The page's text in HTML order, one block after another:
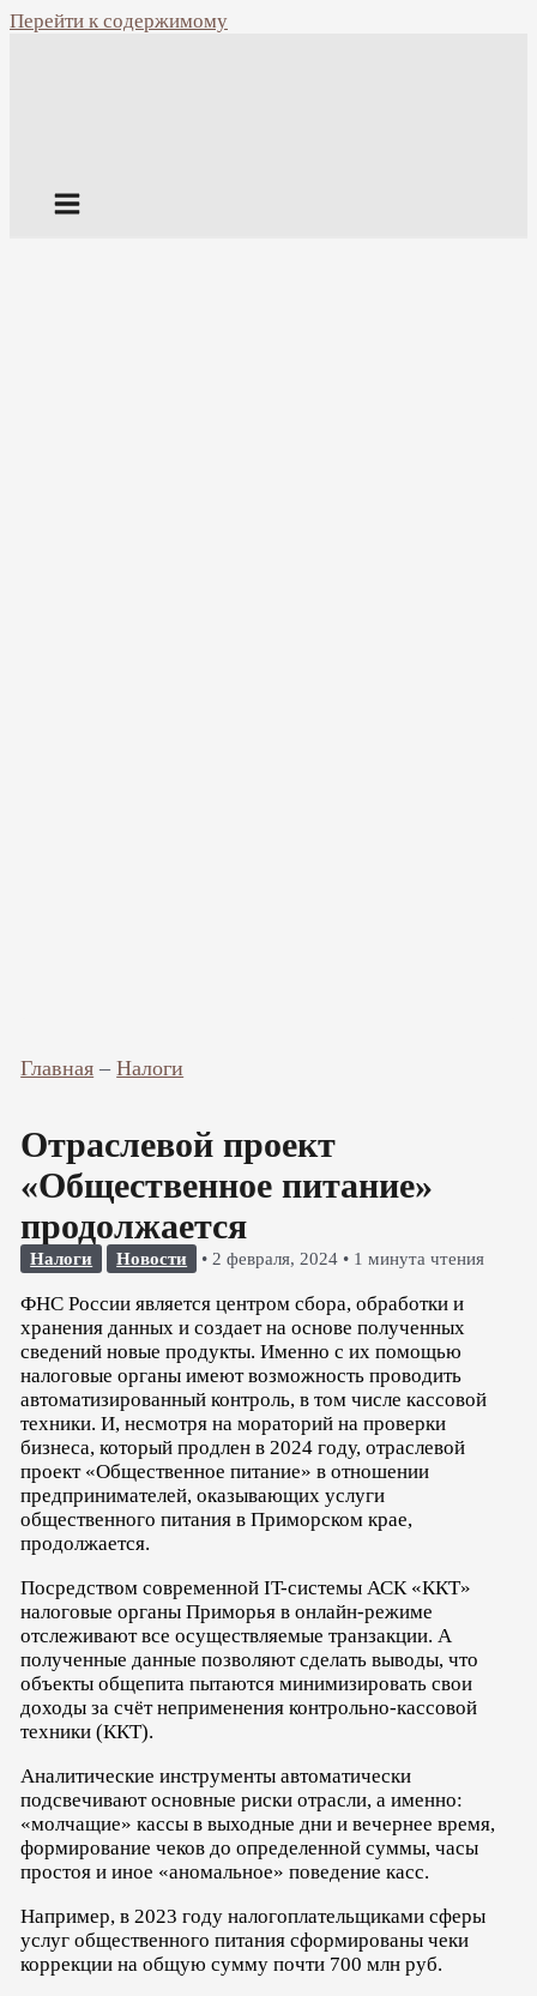
Перейти к содержимому
Главная –Налоги
Отраслевой проект
«Общественное питание»
продолжается
Налоги Новости • 2 февраля, 2024 • 1 минута чтения
ФНС России является центром сбора, обработки и
хранения данных и создает на основе полученных
сведений новые продукты. Именно с их помощью
налоговые органы имеют возможность проводить
автоматизированный контроль, в том числе кассовой
техники. И, несмотря на мораторий на проверки
бизнеса, который продлен в 2024 году, отраслевой
проект «Общественное питание» в отношении
предпринимателей, оказывающих услуги
общественного питания в Приморском крае,
продолжается.
Посредством современной IT-системы АСК «ККТ»
налоговые органы Приморья в онлайн-режиме
отслеживают все осуществляемые транзакции. А
полученные данные позволяют сделать выводы, что
объекты общепита пытаются минимизировать свои
доходы за счёт неприменения контрольно-кассовой
техники (ККТ).
Аналитические инструменты автоматически
подсвечивают основные риски отрасли, а именно:
«молчащие» кассы в выходные дни и вечернее время,
формирование чеков до определенной суммы, часы
простоя и иное «аномальное» поведение касс.
Например, в 2023 году налогоплательщиками сферы
услуг общественного питания сформированы чеки
коррекции на общую сумму почти 700 млн руб.